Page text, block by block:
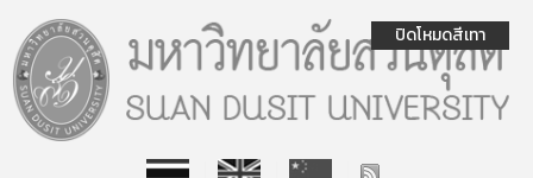
ปิดโหมดสีเทา